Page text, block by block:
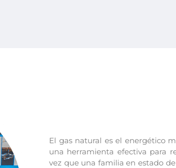
El gas natural es el energético
una herramienta efectiva para
vez que una familia en estado